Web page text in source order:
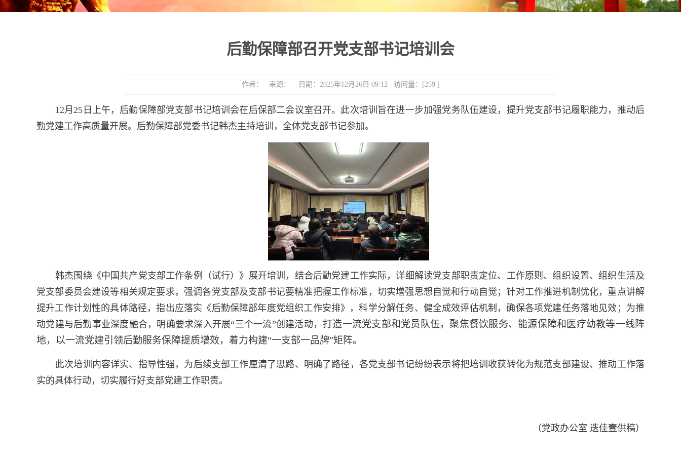
后勤保障部召开党支部书记培训会
作者： 来源： 日期：2025年12月26日 09:12 访问量：[259 ]
12月25日上午，后勤保障部党支部书记培训会在后保部二会议室召开。此次培训旨在进一步加强党务队伍建设，提升党支部书记履职能力，推动后
勤党建工作高质量开展。后勤保障部党委书记韩杰主持培训，全体党支部书记参加。
韩杰围绕《中国共产党支部工作条例（试行）》展开培训，结合后勤党建工作实际，详细解读党支部职责定位、工作原则、组织设置、组织生活及
党支部委员会建设等相关规定要求，强调各党支部及支部书记要精准把握工作标准，切实增强思想自觉和行动自觉；针对工作推进机制优化，重点讲解
提升工作计划性的具体路径，指出应落实《后勤保障部年度党组织工作安排》，科学分解任务、健全成效评估机制，确保各项党建任务落地见效；为推
动党建与后勤事业深度融合，明确要求深入开展“三个一流”创建活动 ，打造一流党支部和党员队伍，聚焦餐饮服务、能源保障和医疗幼教等一线阵
地，以一流党建引领后勤服务保障提质增效，着力构建“一支部一品牌”矩阵。
此次培训内容详实、指导性强，为后续支部工作厘清了思路、明确了路径，各党支部书记纷纷表示将把培训收获转化为规范支部建设、推动工作落
实的具体行动，切实履行好支部党建工作职责。
（党政办公室 迭佳壹供稿）